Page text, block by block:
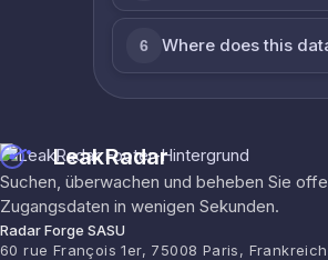
6 Where does this
LeakRadar
Suchen, überwachen und beheben Sie
Zugangsdaten in wenigen Sekunden.
Radar Forge SASU
60 rue François 1er, 75008 Paris, Frankreich